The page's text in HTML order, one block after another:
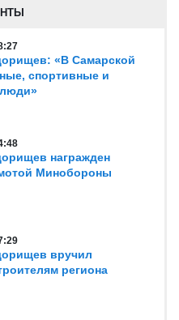
«В Самарской
спортивные и
награжден
Минобороны
вручил
региона